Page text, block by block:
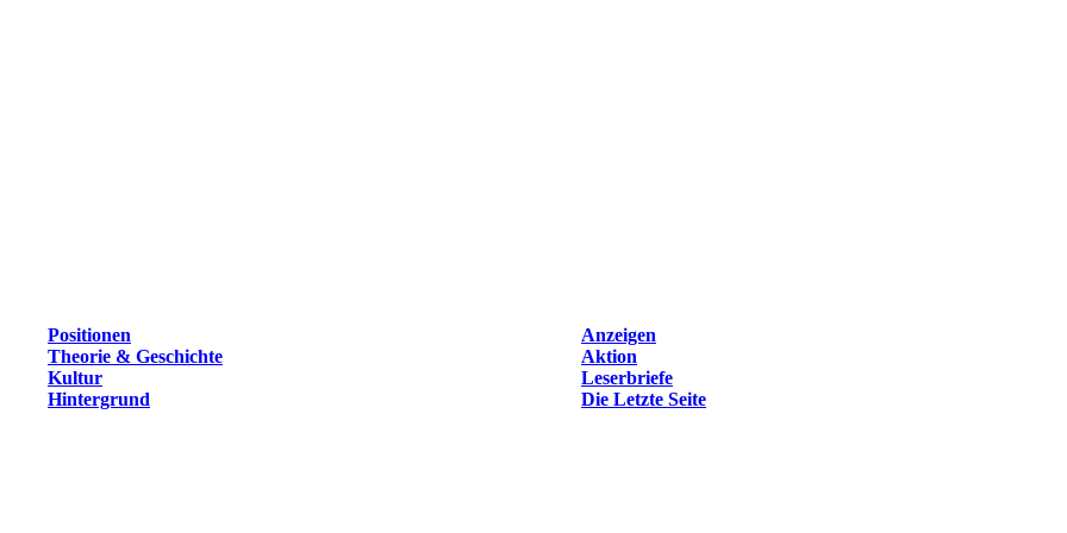
Positionen
Anzeigen
Theorie & Geschichte
Aktion
Kultur
Leserbriefe
Hintergrund Die Letzte Seite